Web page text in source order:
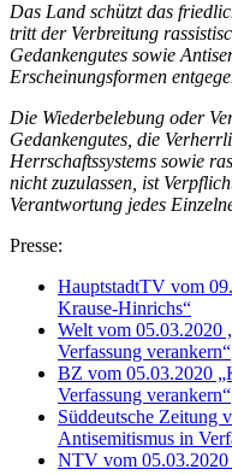
Das Land schützt das
tritt der Verbreitung
Gedankengutes sowie
Erscheinungsformen
Die Wiederbelebung oder
Gedankengutes, die
Herrschaftssystems sowie
nicht zuzulassen, ist
Verantwortung jedes
Presse:
HauptstadtTV vom
Krause-Hinrichs“
Welt vom 05.03.2020
Verfassung verankern“
BZ vom 05.03.2020
Verfassung verankern“
Süddeutsche Zeitung
Antisemitismus in
NTV vom 05.03.2020